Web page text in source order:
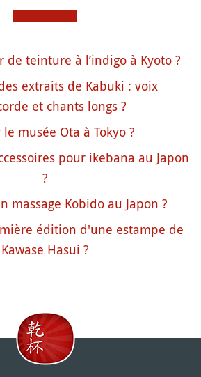
teinture à l’indigo à Kyoto ?
extraits de Kabuki : voix
et chants longs ?
musée Ota à Tokyo ?
pour ikebana au Japon
?
massage Kobido au Japon ?
édition d'une estampe de
Kawase Hasui ?